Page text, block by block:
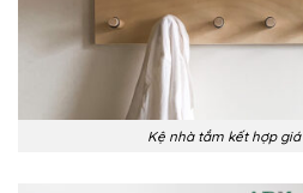
Kệ nhà tắm kết hợp